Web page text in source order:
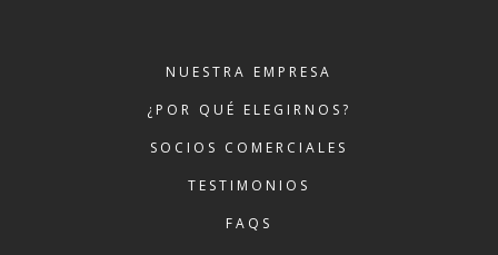
NUESTRA EMPRESA
¿POR QUÉ ELEGIRNOS?
SOCIOS COMERCIALES
TESTIMONIOS
FAQS